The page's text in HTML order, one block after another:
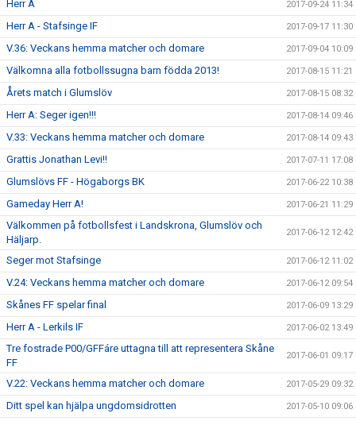
Herr A 2017-09-24 11:34
Herr A - Stafsinge IF 2017-09-17 11:30
V.36: Veckans hemma matcher och domare 2017-09-04 10:09
Välkomna alla fotbollssugna barn födda 2013! 2017-08-15 11:21
Årets match i Glumslöv 2017-08-15 08:32
Herr A: Seger igen!!! 2017-08-14 09:46
V.33: Veckans hemma matcher och domare 2017-08-14 09:43
Grattis Jonathan Levi!! 2017-07-11 17:08
Glumslövs FF - Högaborgs BK 2017-06-22 10:38
Gameday Herr A! 2017-06-21 11:29
Välkommen på fotbollsfest i Landskrona, Glumslöv och
Häljarp.
2017-06-12 12:42
Seger mot Stafsinge 2017-06-12 11:02
V.24: Veckans hemma matcher och domare 2017-06-12 09:54
Skånes FF spelar final 2017-06-09 13:29
Herr A - Lerkils IF 2017-06-02 13:49
Tre fostrade P00/GFFáre uttagna till att representera Skåne
FF
2017-06-01 09:17
V.22: Veckans hemma matcher och domare 2017-05-29 09:32
Ditt spel kan hjälpa ungdomsidrotten 2017-05-10 09:06